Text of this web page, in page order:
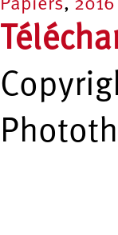
Papiers, 2016